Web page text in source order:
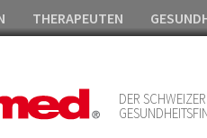
THERAPEUTEN
DER SCHWEIZER